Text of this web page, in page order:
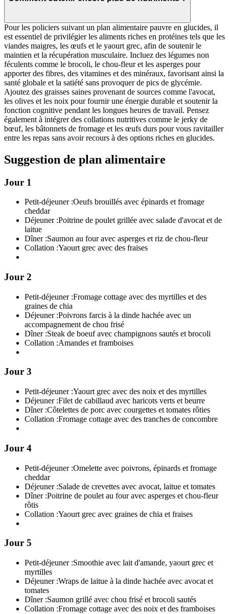
Pour les policiers suivant un plan alimentaire pauvre en glucides, il
est essentiel de privilégier les aliments riches en protéines tels que les
viandes maigres, les œufs et le yaourt grec, afin de soutenir le
maintien et la récupération musculaire. Incluez des légumes non
féculents comme le brocoli, le chou-fleur et les asperges pour
apporter des fibres, des vitamines et des minéraux, favorisant ainsi la
santé globale et la satiété sans provoquer de pics de glycémie.
Ajoutez des graisses saines provenant de sources comme l'avocat,
les olives et les noix pour fournir une énergie durable et soutenir la
fonction cognitive pendant les longues heures de travail. Pensez
également à intégrer des collations nutritives comme le jerky de
bœuf, les bâtonnets de fromage et les œufs durs pour vous ravitailler
entre les repas sans avoir recours à des options riches en glucides.
Suggestion de plan alimentaire
Jour 1
Petit-déjeuner :Oeufs brouillés avec épinards et fromage
cheddar
Déjeuner :Poitrine de poulet grillée avec salade d'avocat et de
laitue
Dîner :Saumon au four avec asperges et riz de chou-fleur
Collation :Yaourt grec avec des fraises
Jour 2
Petit-déjeuner :Fromage cottage avec des myrtilles et des
graines de chia
Déjeuner :Poivrons farcis à la dinde hachée avec un
accompagnement de chou frisé
Dîner :Steak de boeuf avec champignons sautés et brocoli
Collation :Amandes et framboises
Jour 3
Petit-déjeuner :Yaourt grec avec des noix et des myrtilles
Déjeuner :Filet de cabillaud avec haricots verts et beurre
Dîner :Côtelettes de porc avec courgettes et tomates rôties
Collation :Fromage cottage avec des tranches de concombre
Jour 4
Petit-déjeuner :Omelette avec poivrons, épinards et fromage
cheddar
Déjeuner :Salade de crevettes avec avocat, laitue et tomates
Dîner :Poitrine de poulet au four avec asperges et chou-fleur
rôtis
Collation :Yaourt grec avec graines de chia et fraises
Jour 5
Petit-déjeuner :Smoothie avec lait d'amande, yaourt grec et
myrtilles
Déjeuner :Wraps de laitue à la dinde hachée avec avocat et
tomates
Dîner :Saumon grillé avec chou frisé et brocoli sautés
Collation :Fromage cottage avec des noix et des framboises